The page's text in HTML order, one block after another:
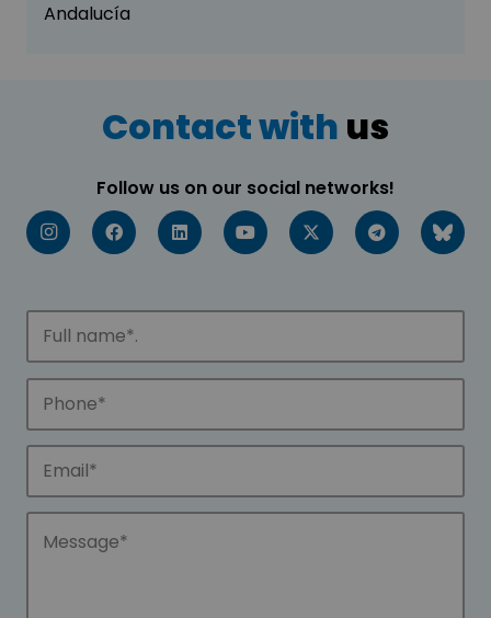
Andalucía
Contact with us
Follow us on our social networks!